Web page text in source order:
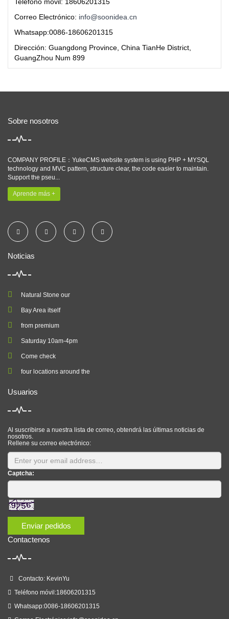
Correo Electrónico: info@soonidea.cn
Whatsapp:0086-18606201315
Dirección: Guangdong Province, China TianHe District,
GuangZhou Num 899
Sobre nosotros
COMPANY PROFILE：YukeCMS website system is using PHP + MYSQL
technology and MVC pattern, structure clear, the code easier to maintain.
Support the pseu...
Aprende más +
Noticias
Natural Stone our
Bay Area itself
from premium
Saturday 10am-4pm
Come check
four locations around the
Usuarios
Al suscribirse a nuestra lista de correo, obtendrá las últimas noticias de
nosotros.
Rellene su correo electrónico:
Captcha:
Enviar pedidos
Contactenos
Contacto: KevinYu
Teléfono móvil:18606201315
Whatsapp:0086-18606201315